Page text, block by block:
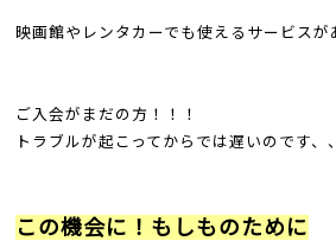
映画館やレンタカーでも使えるサービスが
ご入会がまだの方！！！
トラブルが起こってからでは遅いのです、
この機会に！もしものために